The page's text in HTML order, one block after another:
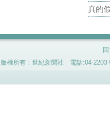
真的
版權所有：世紀新聞社 電話:04-